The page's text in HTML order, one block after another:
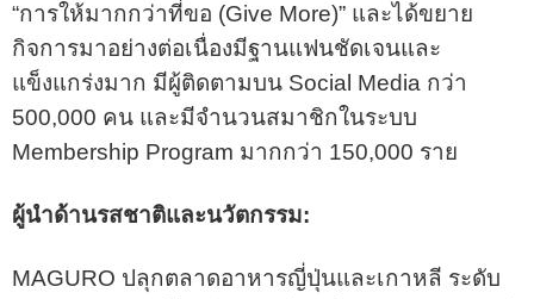
“การให้มากกว่าที่ขอ (Give More)” และได้ขยาย
กิจการมาอย่างต่อเนื่องมีฐานแฟนชัดเจนและ
แข็งแกร่งมาก มีผู้ติดตามบน Social Media กว่า
500,000 คน และมีจำนวนสมาชิกในระบบ
Membership Program มากกว่า 150,000 ราย
ผู้นำด้านรสชาติและนวัตกรรม:
MAGURO ปลุกตลาดอาหารญี่ปุ่นและเกาหลี ระดับ